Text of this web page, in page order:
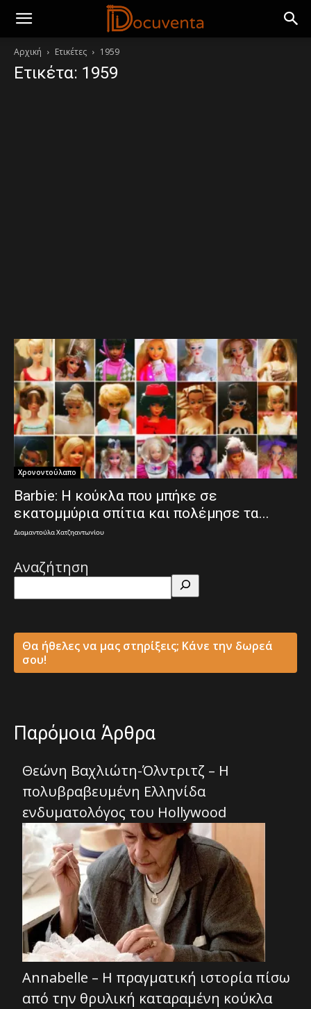
Αρχική Ετικέτες 1959
Ετικέτα: 1959
Χρονοντούλαπο
Barbie: Η κούκλα που μπήκε σε
εκατομμύρια σπίτια και πολέμησε τα...
Διαμαντούλα Χατζηαντωνίου
Αναζήτηση
Θα ήθελες να μας στηρίξεις; Κάνε την δωρεά
σου!
Παρόμοια Άρθρα
Θεώνη Βαχλιώτη-Όλντριτζ – Η
πολυβραβευμένη Ελληνίδα
ενδυματολόγος του Hollywood
Annabelle – H πραγματική ιστορία πίσω
από την θρυλική καταραμένη κούκλα